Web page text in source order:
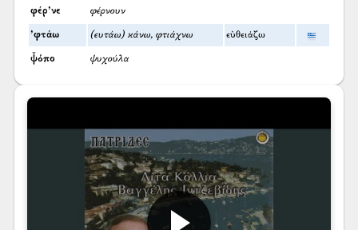
φέρ’νε φέρνουν
’φτάω (ευτάω) κάνω, φτιάχνω εὐθειάζω
ψ̌όπο ψυχούλα